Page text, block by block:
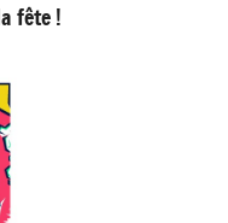
fête !